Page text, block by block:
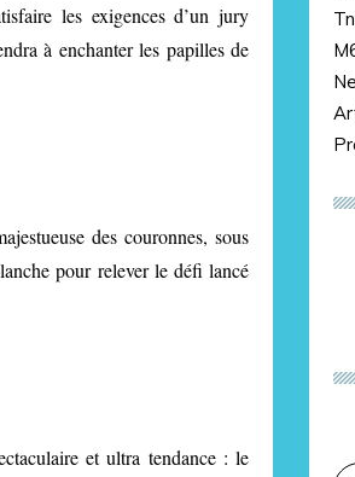
les exigences d’un jury
à enchanter les papilles de
des couronnes, sous
pour relever le défi lancé
et ultra tendance : le